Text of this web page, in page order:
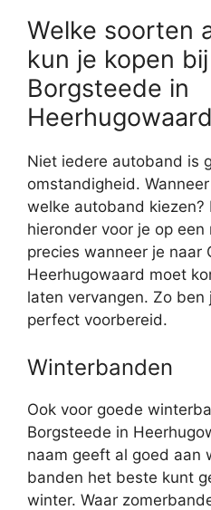
Welke soorten
kun je kopen
Borgsteede in
Niet iedere autoband is
omstandigheid.
welke autoband kiezen?
hieronder voor je op
precies wanneer je naar
Heerhugowaard moet
laten vervangen. Zo
perfect voorbereid.
Winterbanden
Ook voor goede
Borgsteede in
naam geeft al goed aan
banden het beste kunt
winter. Waar